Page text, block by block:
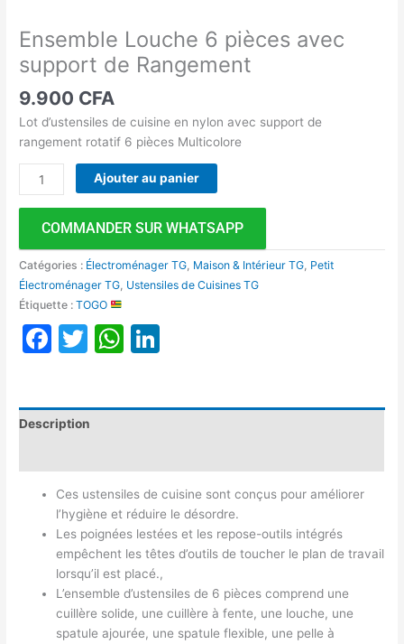
Ensemble Louche 6 pièces avec
support de Rangement
9.900 CFA
Lot d’ustensiles de cuisine en nylon avec support de
rangement rotatif 6 pièces Multicolore
Ajouter au panier
COMMANDER SUR WHATSAPP
Catégories : Électroménager TG, Maison & Intérieur TG, Petit
Électroménager TG, Ustensiles de Cuisines TG
Étiquette :TOGO
Facebook
TwitterWhatsApp
Description
Ces ustensiles de cuisine sont conçus pour améliorer
l’hygiène et réduire le désordre.
Les poignées lestées et les repose-outils intégrés
empêchent les têtes d’outils de toucher le plan de travail
lorsqu’il est placé.,
L’ensemble d’ustensiles de 6 pièces comprend une
cuillère solide, une cuillère à fente, une louche, une
spatule ajourée, une spatule flexible, une pelle à